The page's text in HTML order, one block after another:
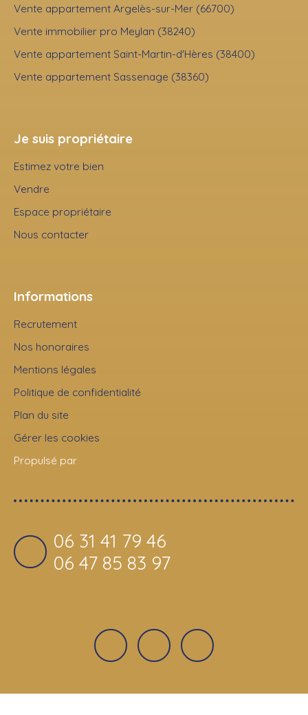
Vente appartement Argelès-sur-Mer (66700)
Vente immobilier pro Meylan (38240)
Vente appartement Saint-Martin-d'Hères (38400)
Vente appartement Sassenage (38360)
Je suis propriétaire
Estimez votre bien
Vendre
Espace propriétaire
Nous contacter
Informations
Recrutement
Nos honoraires
Mentions légales
Politique de confidentialité
Plan du site
Gérer les cookies
Propulsé par
06 31 41 79 46
06 47 85 83 97